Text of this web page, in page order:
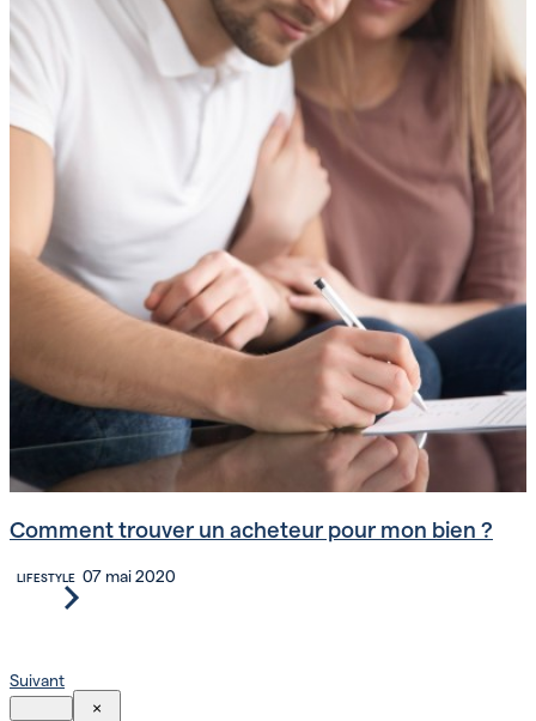
Comment trouver un acheteur pour mon bien ?
LIFESTYLE 07 mai 2020
Suivant
×